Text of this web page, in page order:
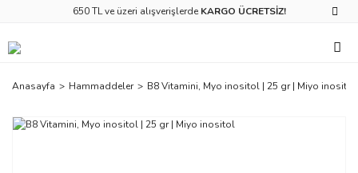
650 TL ve üzeri alışverişlerde KARGO ÜCRETSİZ!
Anasayfa Hammaddeler B8 Vitamini, Myo inositol | 25 gr | Miyo inositol